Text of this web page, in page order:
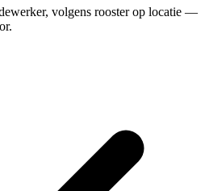
volgens rooster op locatie —